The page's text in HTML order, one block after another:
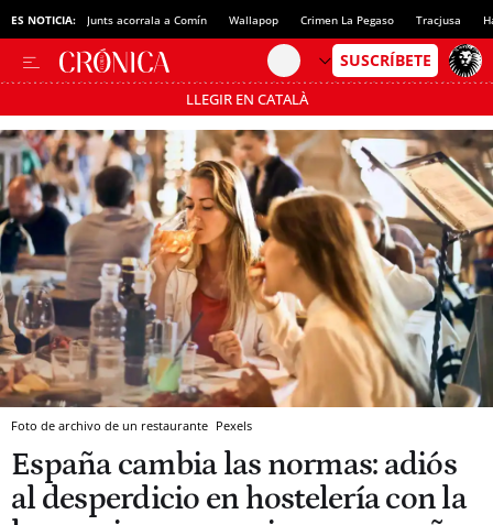
ES NOTICIA: Junts acorrala a Comín Wallapop Crimen La Pegaso Tracjusa
LLEGIR EN CATALÀ
Pásate al MODO AHORRO
Foto de archivo de un restaurante Pexels
España cambia las normas: adiós
al desperdicio en hostelería con la